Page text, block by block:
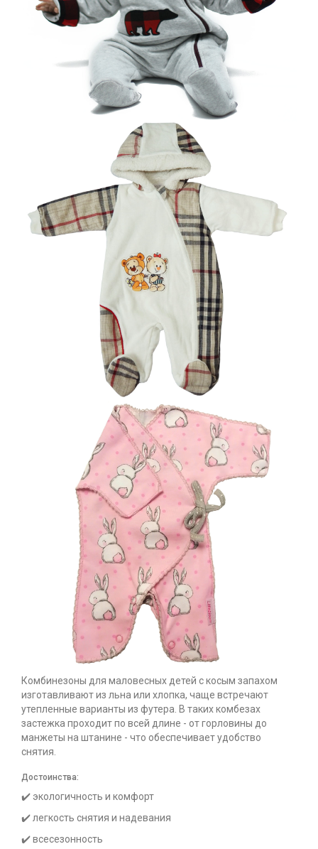
Комбинезоны для маловесных детей с косым запахом
изготавливают из льна или хлопка, чаще встречают
утепленные варианты из футера. В таких комбезах
застежка проходит по всей длине - от горловины до
манжеты на штанине - что обеспечивает удобство
снятия.
Достоинства:
✔️ экологичность и комфорт
✔️ легкость снятия и надевания
✔️ всесезонность